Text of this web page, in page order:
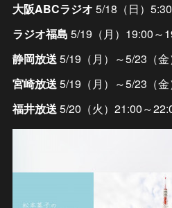
大阪ABCラジオ 5/18（日）
ラジオ福島 5/19（月）19:00～
静岡放送5/19（月）～5/23（
宮崎放送5/19（月）～5/23（金
福井放送5/20（火）21:00～